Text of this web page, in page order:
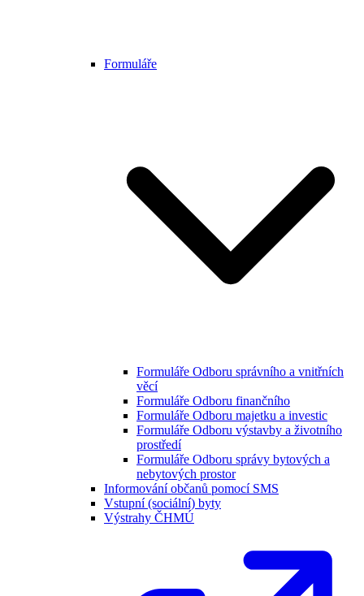
Formuláře
Formuláře Odboru správního a vnitřních
věcí
Formuláře Odboru finančního
Formuláře Odboru majetku a investic
Formuláře Odboru výstavby a životního
prostředí
Formuláře Odboru správy bytových a
nebytových prostor
Informování občanů pomocí SMS
Vstupní (sociální) byty
Výstrahy ČHMÚ